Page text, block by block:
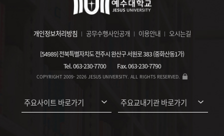
개인정보처리방침 공무수행사인공개 이용안내 오시는길
[54989] 전북특별자치도 전주시 완산구 서원로 383 (중화산동1가)
Tel.063-230-7700 Fax.063-230-7790
COPYRIGHT 2009- 2026 JESUS UNIVERSITY. ALL RIGHTS RESERVED.